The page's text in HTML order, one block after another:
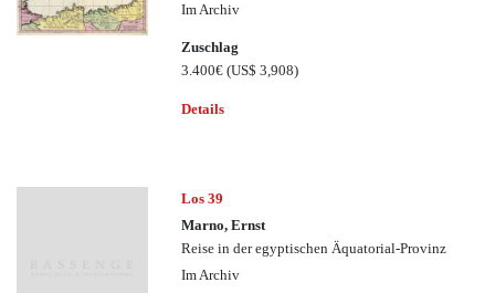
Im Archiv
Zuschlag
3.400€(US$ 3,908)
Details
Los 39
Marno, Ernst
Reise in der egyptischen Äquatorial-Provinz
Im Archiv